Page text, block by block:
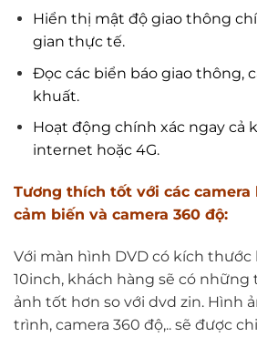
Hiển thị mật độ giao thông
gian thực tế.
Đọc các biển báo giao thông,
khuất.
Hoạt động chính xác ngay cả
internet hoặc 4G.
Tương thích tốt với các camera
cảm biến và camera 360 độ:
Với màn hình DVD có kích thước
10inch, khách hàng sẽ có
ảnh tốt hơn so với dvd zin. Hình
trình, camera 360 độ,.. sẽ được